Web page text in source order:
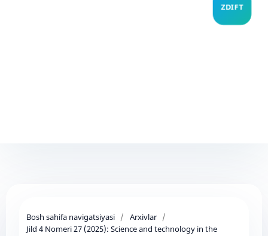
Bosh sahifa navigatsiyasi / Arxivlar /
Jild 4 Nomeri 27 (2025): Science and technology in the